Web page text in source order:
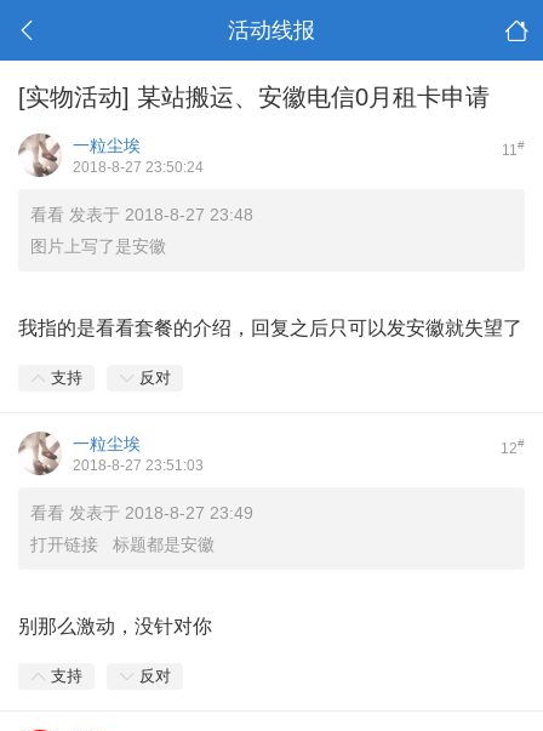
活动线报
[实物活动] 某站搬运、安徽电信0月租卡申请
11#
一粒尘埃
2018-8-27 23:50:24
看看 发表于 2018-8-27 23:48
图片上写了是安徽
我指的是看看套餐的介绍，回复之后只可以发安徽就失望了
支持 反对
12#
一粒尘埃
2018-8-27 23:51:03
看看 发表于 2018-8-27 23:49
打开链接 标题都是安徽
别那么激动，没针对你
支持 反对